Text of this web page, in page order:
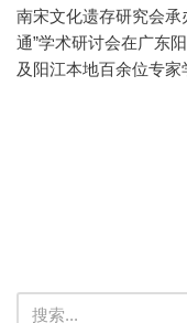
南宋文化遗存研究会承
通”学术研讨会在广东
及阳江本地百余位专